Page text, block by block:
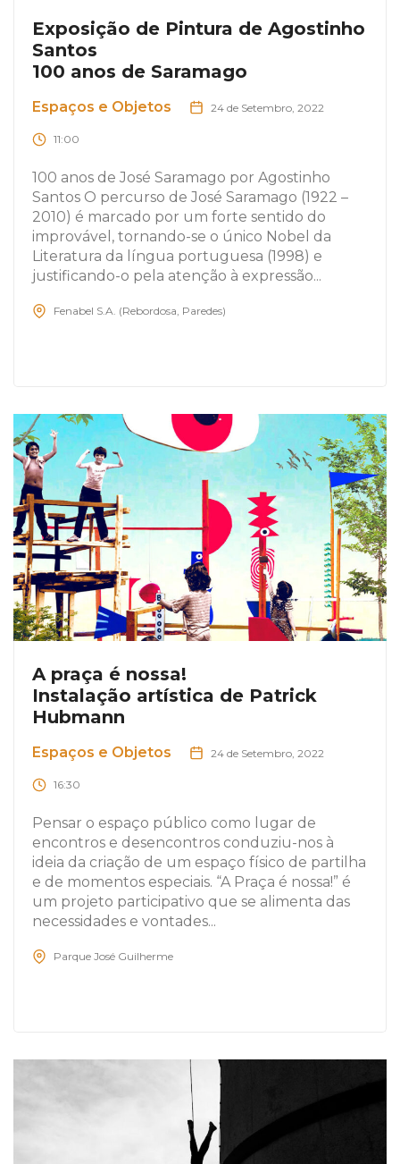
Exposição de Pintura de Agostinho
Santos
100 anos de Saramago
Espaços e Objetos 24 de Setembro, 2022
11:00
100 anos de José Saramago por Agostinho
Santos O percurso de José Saramago (1922 –
2010) é marcado por um forte sentido do
improvável, tornando-se o único Nobel da
Literatura da língua portuguesa (1998) e
justificando-o pela atenção à expressão...
Fenabel S.A. (Rebordosa, Paredes)
A praça é nossa!
Instalação artística de Patrick
Hubmann
Espaços e Objetos 24 de Setembro, 2022
16:30
Pensar o espaço público como lugar de
encontros e desencontros conduziu-nos à
ideia da criação de um espaço físico de partilha
e de momentos especiais. “A Praça é nossa!” é
um projeto participativo que se alimenta das
necessidades e vontades...
Parque José Guilherme